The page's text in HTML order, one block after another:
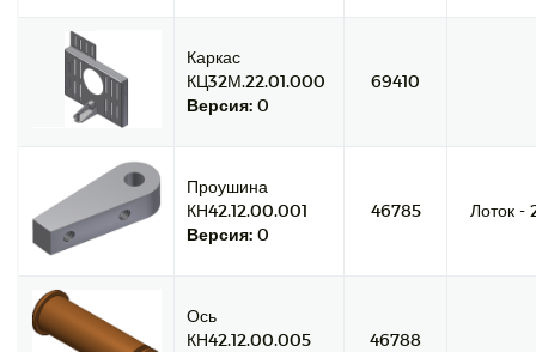
Каркас
КЦ32М.22.01.000
Версия: 0
69410
Проушина
КН42.12.00.001
Версия: 0
46785 Лоток -
Ось
КН42.12.00.005
46788